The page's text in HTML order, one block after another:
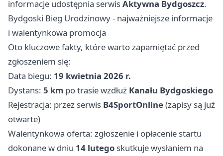
informacje udostępnia serwisAktywna Bydgoszcz.
Bydgoski Bieg Urodzinowy - najważniejsze informacje
i walentynkowa promocja
Oto kluczowe fakty, które warto zapamiętać przed
zgłoszeniem się:
Data biegu: 19 kwietnia 2026 r.
Dystans: 5 km po trasie wzdłuż Kanału Bydgoskiego
Rejestracja: przez serwis B4SportOnline(zapisy są już
otwarte)
Walentynkowa oferta: zgłoszenie i opłacenie startu
dokonane w dniu 14 lutego skutkuje wysłaniem na